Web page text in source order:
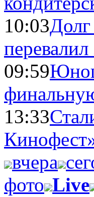
10:03
09:59
13:33
вчера
фото Live